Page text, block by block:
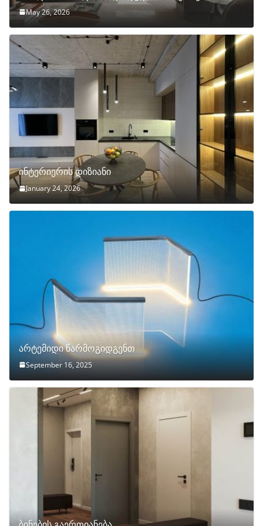
May 26, 2026
ინტერიერის დიზიანი
January 24, 2026
არტემიდი წარმოგიდგენთ
September 16, 2025